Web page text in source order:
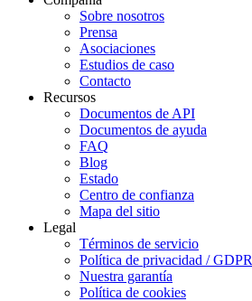
Sobre nosotros
Prensa
Asociaciones
Estudios de caso
Contacto
Recursos
Documentos de API
Documentos de ayuda
FAQ
Blog
Estado
Centro de confianza
Mapa del sitio
Legal
Términos de servicio
Política de privacidad / GDPR
Nuestra garantía
Política de cookies